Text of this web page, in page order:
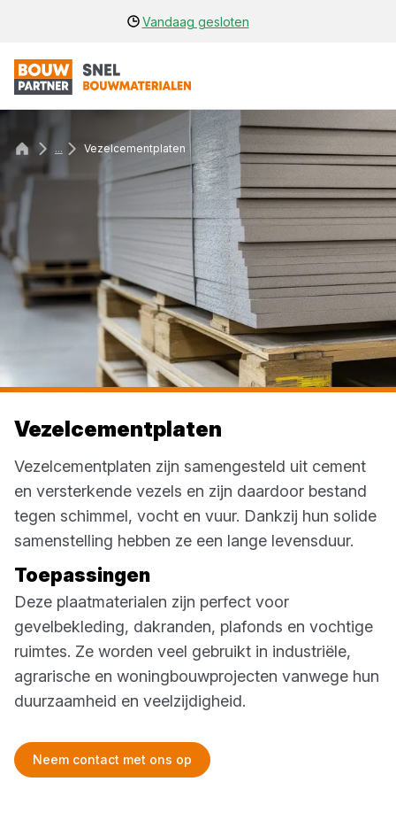
Vandaag gesloten
... Vezelcementplaten
Vezelcementplaten
Vezelcementplaten zijn samengesteld uit cement
en versterkende vezels en zijn daardoor bestand
tegen schimmel, vocht en vuur. Dankzij hun solide
samenstelling hebben ze een lange levensduur.
Toepassingen
Deze plaatmaterialen zijn perfect voor
gevelbekleding, dakranden, plafonds en vochtige
ruimtes. Ze worden veel gebruikt in industriële,
agrarische en woningbouwprojecten vanwege hun
duurzaamheid en veelzijdigheid.
Neem contact met ons op